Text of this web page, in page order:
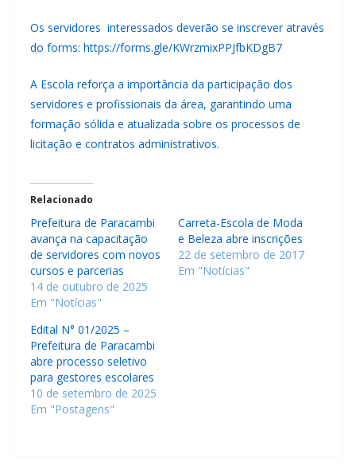
Os servidores interessados deverão se inscrever através
do forms: https://forms.gle/KWrzmixPPJfbKDgB7
A Escola reforça a importância da participação dos
servidores e profissionais da área, garantindo uma
formação sólida e atualizada sobre os processos de
licitação e contratos administrativos.
Relacionado
Prefeitura de Paracambi
avança na capacitação
de servidores com novos
cursos e parcerias
14 de outubro de 2025
Em "Notícias"
Carreta-Escola de Moda
e Beleza abre inscrições
22 de setembro de 2017
Em "Notícias"
Edital N° 01/2025 –
Prefeitura de Paracambi
abre processo seletivo
para gestores escolares
10 de setembro de 2025
Em "Postagens"